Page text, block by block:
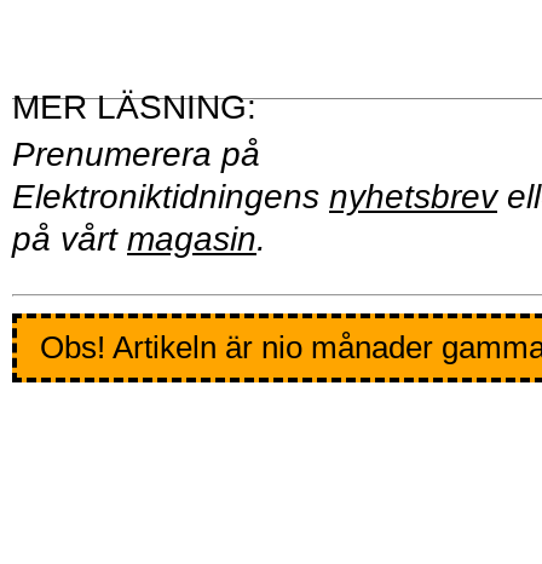
Prenumerera på
Elektroniktidningens nyhetsbrev
på vårt magasin.
Obs! Artikeln är nio månader